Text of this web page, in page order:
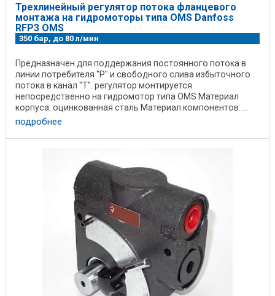
Трехлинейный регулятор потока фланцевого
монтажа на гидромоторы типа OMS Danfoss
RFP3 OMS
350 бар, до 80 л/мин
Предназначен для поддержания постоянного потока в
линии потребителя "P" и свободного слива избыточного
потока в канал "T". регулятор монтируется
непосредственно на гидромотор типа OMS Материал
корпуса: оцинкованная сталь Материал компонентов: ...
подробнее